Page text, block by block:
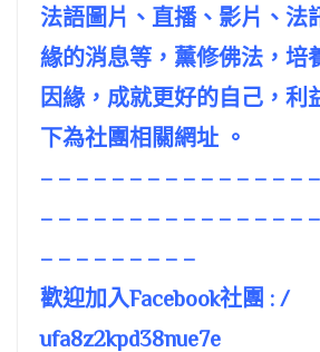
法語圖片、直播、影片、法
緣的消息等，薰修佛法，培
因緣，成就更好的自己，利
下為社團相關網址 。
– – – – – – – – – – – – – – –
– – – – – – – – – – – – – – –
– – – – – – – – –
歡迎加入Facebook社團 : /
ufa8z2kpd38nue7e